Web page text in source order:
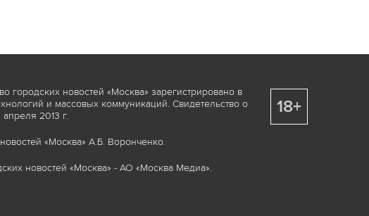
городских новостей «Москва» зарегистрировано в
и массовых коммуникаций. Свидетельство о
2013 г.
«Москва» А.Б. Воронченко.
новостей «Москва» - АО «Москва Медиа».
18+